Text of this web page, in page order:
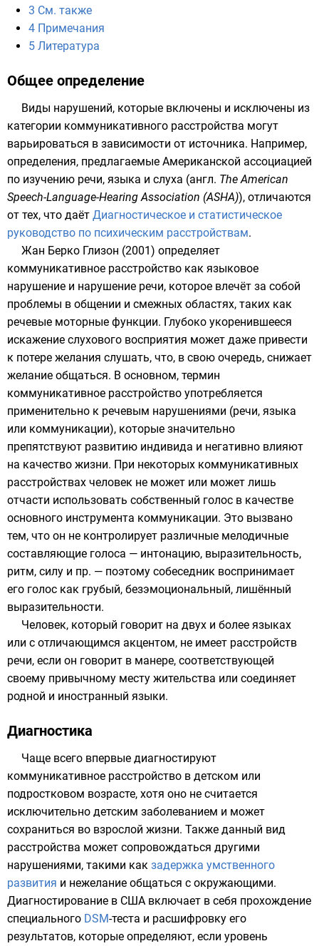
3 См. также
4 Примечания
5 Литература
Общее определение
Виды нарушений, которые включены и исключены из
категории коммуникативного расстройства могут
варьироваться в зависимости от источника. Например,
определения, предлагаемые Американской ассоциацией
по изучению речи, языка и слуха (англ. The American
Speech-Language-Hearing Association (ASHA)), отличаются
от тех, что даёт Диагностическое и статистическое
руководство по психическим расстройствам.
Жан Берко Глизон (2001) определяет
коммуникативное расстройство как языковое
нарушение и нарушение речи, которое влечёт за собой
проблемы в общении и смежных областях, таких как
речевые моторные функции. Глубоко укоренившееся
искажение слухового восприятия может даже привести
к потере желания слушать, что, в свою очередь, снижает
желание общаться. В основном, термин
коммуникативное расстройство употребляется
применительно к речевым нарушениями (речи, языка
или коммуникации), которые значительно
препятствуют развитию индивида и негативно влияют
на качество жизни. При некоторых коммуникативных
расстройствах человек не может или может лишь
отчасти использовать собственный голос в качестве
основного инструмента коммуникации. Это вызвано
тем, что он не контролирует различные мелодичные
составляющие голоса — интонацию, выразительность,
ритм, силу и пр. — поэтому собеседник воспринимает
его голос как грубый, безэмоциональный, лишённый
выразительности.
Человек, который говорит на двух и более языках
или с отличающимся акцентом, не имеет расстройств
речи, если он говорит в манере, соответствующей
своему привычному месту жительства или соединяет
родной и иностранный языки.
Диагностика
Чаще всего впервые диагностируют
коммуникативное расстройство в детском или
подростковом возрасте, хотя оно не считается
исключительно детским заболеванием и может
сохраниться во взрослой жизни. Также данный вид
расстройства может сопровождаться другими
нарушениями, такими как задержка умственного
развития и нежелание общаться с окружающими.
Диагностирование в США включает в себя прохождение
специального DSM-теста и расшифровку его
результатов, которые определяют, если уровень